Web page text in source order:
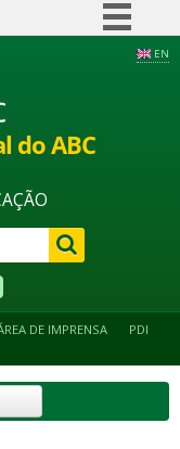
à informação
Legislação
Canais
EN
do ABC
DE IMPRENSA
PDI